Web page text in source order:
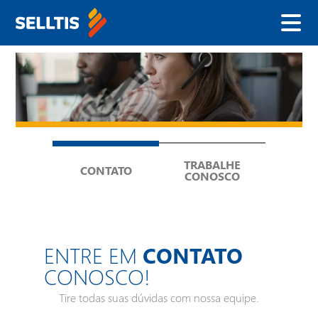
CONTATO TRABALHE
CONOSCO
ENTRE EM CONTATO
CONOSCO!
Tire todas suas dúvidas com nossa equipe.
Nome
Empresa